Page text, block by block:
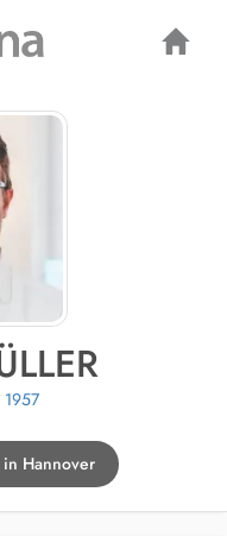
1957
Hannover